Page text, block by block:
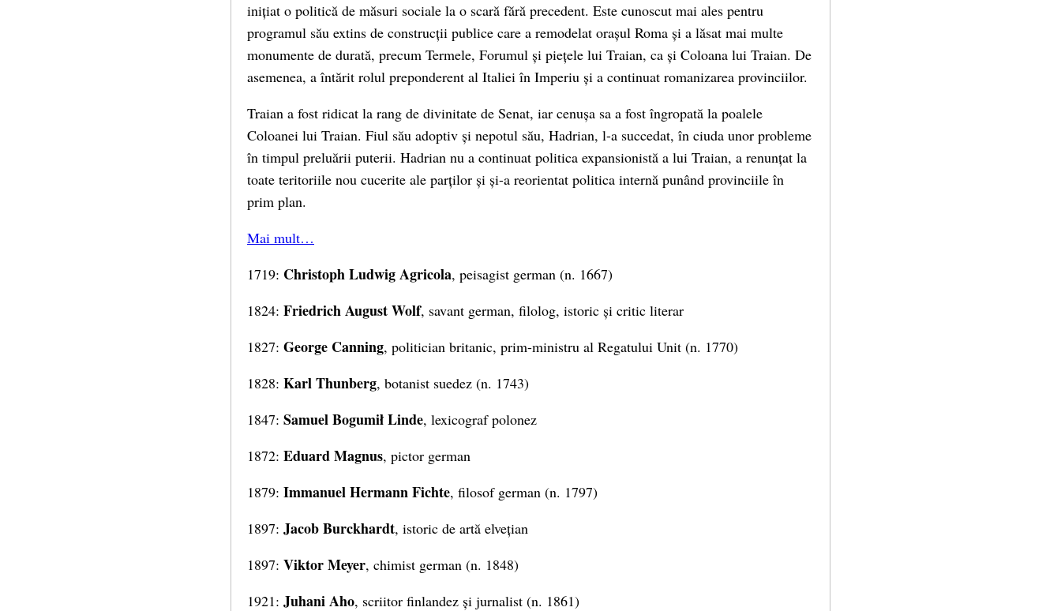
inițiat o politică de măsuri sociale la o scară fără precedent. Este cunoscut mai ales pentru
programul său extins de construcții publice care a remodelat orașul Roma și a lăsat mai multe
monumente de durată, precum Termele, Forumul și piețele lui Traian, ca și Coloana lui Traian. De
asemenea, a întărit rolul preponderent al Italiei în Imperiu și a continuat romanizarea provinciilor.
Traian a fost ridicat la rang de divinitate de Senat, iar cenușa sa a fost îngropată la poalele
Coloanei lui Traian. Fiul său adoptiv și nepotul său, Hadrian, l-a succedat, în ciuda unor probleme
în timpul preluării puterii. Hadrian nu a continuat politica expansionistă a lui Traian, a renunțat la
toate teritoriile nou cucerite ale parților și și-a reorientat politica internă punând provinciile în
prim plan.
Mai mult…
1719: Christoph Ludwig Agricola, peisagist german (n. 1667)
1824: Friedrich August Wolf, savant german, filolog, istoric și critic literar
1827: George Canning, politician britanic, prim-ministru al Regatului Unit (n. 1770)
1828: Karl Thunberg, botanist suedez (n. 1743)
1847: Samuel Bogumił Linde, lexicograf polonez
1872: Eduard Magnus, pictor german
1879: Immanuel Hermann Fichte, filosof german (n. 1797)
1897: Jacob Burckhardt, istoric de artă elvețian
1897: Viktor Meyer, chimist german (n. 1848)
1921: Juhani Aho, scriitor finlandez și jurnalist (n. 1861)